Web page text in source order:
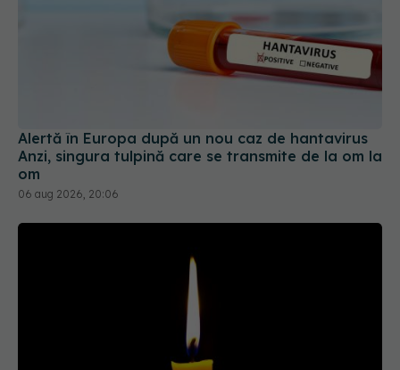
Alertă în Europa după un nou caz de hantavirus
06 aug 2026, 20:06